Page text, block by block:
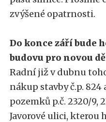
zvýšené opatrnosti.
Do konce září bude
budovu pro novou
Radní již v dubnu
nákup stavby č.p. 824
pozemků p.č. 2320/9,
Javorové ulici, kterou